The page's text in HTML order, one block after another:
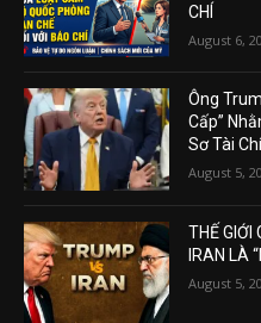
CHÍ
August 6,
Ông
Cấp”
Sơ Tài
August 5,
THẾ GIỚI
IRAN LÀ
August 5,